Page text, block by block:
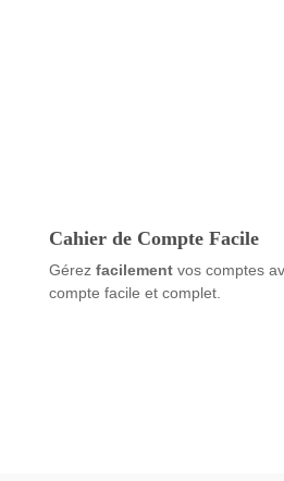
Cahier de Compte Facile
Gérez facilementvos comptes
compte facile et complet.